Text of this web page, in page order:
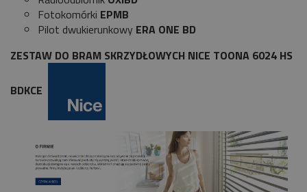
Fotokomórki EPMB
Pilot dwukierunkowy ERA ONE BD
ZESTAW DO BRAM SKRZYDŁOWYCH NICE TOONA 6024 HS
BDKCE